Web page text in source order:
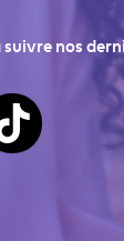
suivre nos